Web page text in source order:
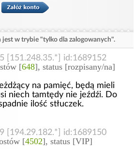
jest w trybie "tylko dla zalogowanych".
[151.248.35.*] id:1689152
[648], status [rozpisany/na]
na pamięć, będą mieli
niech tamtędy nie jeźdźi. Do
ilość stłuczek.
[194.29.182.*] id:1689150
[4502], status [VIP]